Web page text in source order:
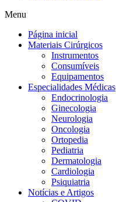
Menu
Página inicial
Materiais Cirúrgicos
Instrumentos
Consumíveis
Equipamentos
Especialidades Médicas
Endocrinologia
Ginecologia
Neurologia
Oncologia
Ortopedia
Pediatria
Dermatologia
Cardiologia
Psiquiatria
Notícias e Artigos